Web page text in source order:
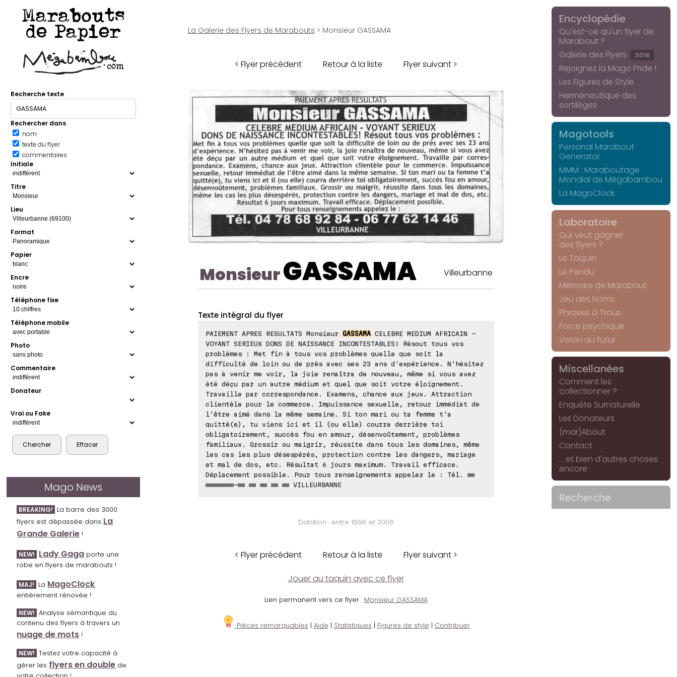
Marabouts
de Papier
Recherche texte
Rechercher dans
nom
texte du flyer
commentaires
Initiale
Titre
Lieu
Format
Papier
Encre
Téléphone fixe
Téléphone mobile
Photo
Commentaire
Donateur
Vrai ou Fake
Mago News
BREAKING! La barre des 3000
flyers est dépassée dans La
Grande Galerie !
NEW! Lady Gaga porte une
robe en flyers de marabouts !
MAJ! La MagoClock
entièrement rénovée !
NEW! Analyse sémantique du
contenu des flyers à travers un
nuage de mots !
NEW! Testez votre capacité à
gérer les flyers en double de
La Galerie des Flyers de Marabouts > Monsieur GASSAMA
< Flyer précédent Retour à la liste Flyer suivant >
MonsieurGASSAMA Villeurbanne
Texte intégral du flyer
PAIEMENT APRES RESULTATS Monsieur GASSAMACELEBRE MEDIUM AFRICAIN -
VOYANT SERIEUX DONS DE NAISSANCE INCONTESTABLES! Résout tous vos
problèmes : Met fin à tous vos problèmes quelle que soit la
difficulté de loin ou de près avec ses 23 ans d'expérience. N'hésitez
pas à venir me voir, la joie renaîtra de nouveau, même si vous avez
été déçu par un autre médium et quel que soit votre éloignement.
Travaille par correspondance. Examens, chance aux jeux. Attraction
clientèle pour le commerce. Impuissance sexuelle, retour immédiat de
l'être aimé dans la même semaine. Si ton mari ou ta femme t'a
quitté(e), tu viens ici et il (ou elle) courra derrière toi
obligatoirement, succès fou en amour, désenvoûtement, problèmes
familiaux. Grossir ou maigrir, réussite dans tous les domaines, même
les cas les plus désespérés, protection contre les dangers, mariage
et mal de dos, etc. Résultat 6 jours maximum. Travail efficace.
Déplacement possible. Pour tous renseignements appelez le : Tél. ⊠⊠
⊠⊠⊠⊠⊠⊠⊠⊠-⊠⊠ ⊠⊠ ⊠⊠ ⊠⊠ ⊠⊠ VILLEURBANNE
Datation : entre 1996 et 2006
< Flyer précédent Retour à la liste Flyer suivant >
Jouer au taquin avec ce flyer
Lien permanent vers ce flyer : Monsieur GASSAMA
Pièces remarquables | Aide | Statistiques | Figures de style | Contribuer
Encyclopédie
Qu'est-ce qu'un flyer de
Marabout ?
Galerie des Flyers
3018
Rejoignez la Mago Pride !
Les Figures de Style
Herméneutique des
sortilèges
Magotools
Personal Marabout
Generator
MMM : Maraboutage
Mondial de Mégabambou
La MagoClock
Laboratoire
Qui veut gagner
des flyers ?
Le Taquin
Le Pendu
Mémoire de Marabout
Jeu des Noms
Phrases à Trous
Force psychique
Vision du futur
Miscellanées
Comment les
collectionner ?
Enquête Surnaturelle
Les Donateurs
(mar)About
Contact
... et bien d'autres choses
encore
Recherche